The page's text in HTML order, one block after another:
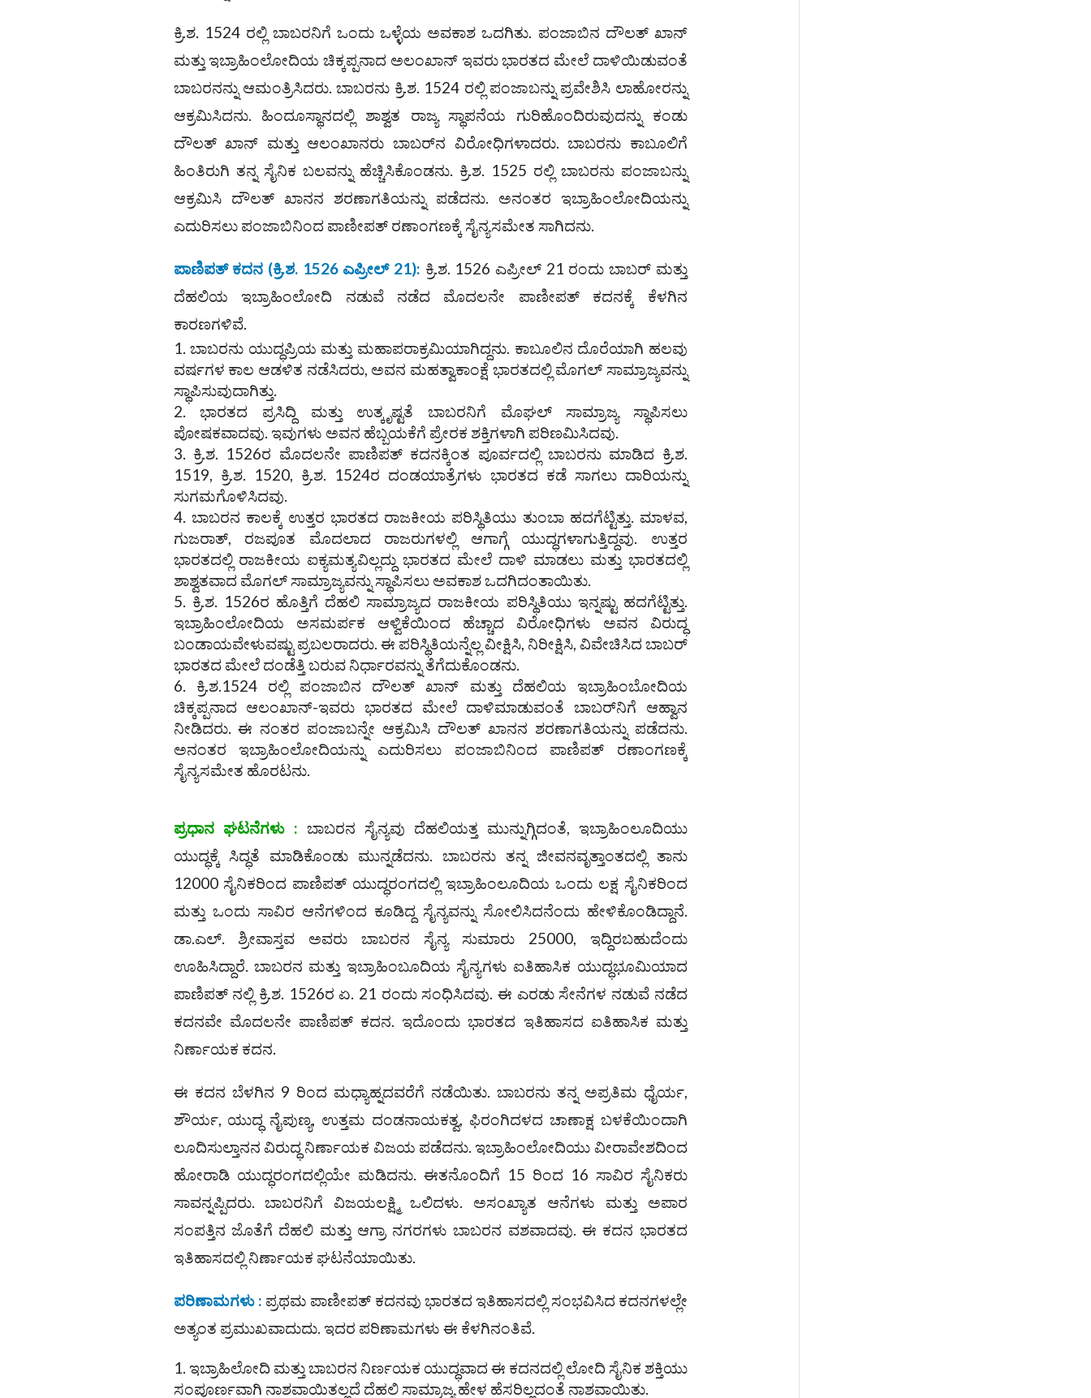
ಕ್ರಿ.ಶ. 1524 ರಲ್ಲಿ ಬಾಬರನಿಗೆ ಒಂದು ಒಳ್ಳೆಯ ಅವಕಾಶ ಒದಗಿತು. ಪಂಜಾಬಿನ ದೌಲತ್ ಖಾನ್
ಮತ್ತು ಇಬ್ರಾಹಿಂಲೋದಿಯ ಚಿಕ್ಕಪ್ಪನಾದ ಅಲಂಖಾನ್ ಇವರು ಭಾರತದ ಮೇಲೆ ದಾಳಿಯಿಡುವಂತೆ
ಬಾಬರನನ್ನು ಆಮಂತ್ರಿಸಿದರು. ಬಾಬರನು ಕ್ರಿ.ಶ. 1524 ರಲ್ಲಿ ಪಂಜಾಬನ್ನು ಪ್ರವೇಶಿಸಿ ಲಾಹೋರನ್ನು
ಆಕ್ರಮಿಸಿದನು. ಹಿಂದೂಸ್ಥಾನದಲ್ಲಿ ಶಾಶ್ವತ ರಾಜ್ಯ ಸ್ಥಾಪನೆಯ ಗುರಿಹೊಂದಿರುವುದನ್ನು ಕಂಡು
ದೌಲತ್ ಖಾನ್ ಮತ್ತು ಆಲಂಖಾನರು ಬಾಬರ್‌ನ ವಿರೋಧಿಗಳಾದರು. ಬಾಬರನು ಕಾಬೂಲಿಗೆ
ಹಿಂತಿರುಗಿ ತನ್ನ ಸೈನಿಕ ಬಲವನ್ನು ಹೆಚ್ಚಿಸಿಕೊಂಡನು. ಕ್ರಿ.ಶ. 1525 ರಲ್ಲಿ ಬಾಬರನು ಪಂಜಾಬನ್ನು
ಆಕ್ರಮಿಸಿ ದೌಲತ್ ಖಾನನ ಶರಣಾಗತಿಯನ್ನು ಪಡೆದನು. ಅನಂತರ ಇಬ್ರಾಹಿಂಲೋದಿಯನ್ನು
ಎದುರಿಸಲು ಪಂಜಾಬಿನಿಂದ ಪಾಣೀಪತ್ ರಣಾಂಗಣಕ್ಕೆ ಸೈನ್ಯಸಮೇತ ಸಾಗಿದನು.
ಪಾಣಿಪತ್‌ ಕದನ (ಕ್ರಿ.ಶ. 1526 ಎಪ್ರೀಲ್‌ 21): ಕ್ರಿ.ಶ. 1526 ಎಪ್ರೀಲ್‌ 21 ರಂದು ಬಾಬರ್‌ ಮತ್ತು
ದೆಹಲಿಯ ಇಬ್ರಾಹಿಂಲೋದಿ ನಡುವೆ ನಡೆದ ಮೊದಲನೇ ಪಾಣೀಪತ್ ಕದನಕ್ಕೆ ಕೆಳಗಿನ
ಕಾರಣಗಳಿವೆ.
ಬಾಬರನು ಯುದ್ಧಪ್ರಿಯ ಮತ್ತು ಮಹಾಪರಾಕ್ರಮಿಯಾಗಿದ್ದನು. ಕಾಬೂಲಿನ ದೊರೆಯಾಗಿ ಹಲವು
ವರ್ಷಗಳ ಕಾಲ ಆಡಳಿತ ನಡೆಸಿದರು, ಅವನ ಮಹತ್ವಾಕಾಂಕ್ಷೆ ಭಾರತದಲ್ಲಿ ಮೊಗಲ್ ಸಾಮ್ರಾಜ್ಯವನ್ನು
ಸ್ಥಾಪಿಸುವುದಾಗಿತ್ತು.
ಭಾರತದ ಪ್ರಸಿದ್ದಿ ಮತ್ತು ಉತ್ಕೃಷ್ಟತೆ ಬಾಬರನಿಗೆ ಮೊಘಲ್ ಸಾಮ್ರಾಜ್ಯ ಸ್ಥಾಪಿಸಲು
ಪೋಷಕವಾದವು. ಇವುಗಳು ಅವನ ಹೆಬ್ಬಯಕೆಗೆ ಪ್ರೇರಕ ಶಕ್ತಿಗಳಾಗಿ ಪರಿಣಮಿಸಿದವು.
ಕ್ರಿ.ಶ. 1526ರ ಮೊದಲನೇ ಪಾಣಿಪತ್ ಕದನಕ್ಕಿಂತ ಪೂರ್ವದಲ್ಲಿ ಬಾಬರನು ಮಾಡಿದ ಕ್ರಿ.ಶ.
1519, ಕ್ರಿ.ಶ. 1520, ಕ್ರಿ.ಶ. 1524ರ ದಂಡಯಾತ್ರೆಗಳು ಭಾರತದ ಕಡೆ ಸಾಗಲು ದಾರಿಯನ್ನು
ಸುಗಮಗೊಳಿಸಿದವು.
ಬಾಬರನ ಕಾಲಕ್ಕೆ ಉತ್ತರ ಭಾರತದ ರಾಜಕೀಯ ಪರಿಸ್ಥಿತಿಯು ತುಂಬಾ ಹದಗೆಟ್ಟಿತ್ತು. ಮಾಳವ,
ಗುಜರಾತ್, ರಜಪೂತ ಮೊದಲಾದ ರಾಜರುಗಳಲ್ಲಿ ಆಗಾಗ್ಗೆ ಯುದ್ಧಗಳಾಗುತ್ತಿದ್ದವು. ಉತ್ತರ
ಭಾರತದಲ್ಲಿ ರಾಜಕೀಯ ಐಕ್ಯಮತ್ಯವಿಲ್ಲದ್ದು ಭಾರತದ ಮೇಲೆ ದಾಳಿ ಮಾಡಲು ಮತ್ತು ಭಾರತದಲ್ಲಿ
ಶಾಶ್ವತವಾದ ಮೊಗಲ್ ಸಾಮ್ರಾಜ್ಯವನ್ನು ಸ್ಥಾಪಿಸಲು ಅವಕಾಶ ಒದಗಿದಂತಾಯಿತು.
ಕ್ರಿ.ಶ. 1526ರ ಹೊತ್ತಿಗೆ ದೆಹಲಿ ಸಾಮ್ರಾಜ್ಯದ ರಾಜಕೀಯ ಪರಿಸ್ಥಿತಿಯು ಇನ್ನಷ್ಟು ಹದಗೆಟ್ಟಿತ್ತು.
ಇಬ್ರಾಹಿಂಲೋದಿಯ ಅಸಮರ್ಪಕ ಆಳ್ವಿಕೆಯಿಂದ ಹೆಚ್ಚಾದ ವಿರೋಧಿಗಳು ಅವನ ವಿರುದ್ಧ
ಬಂಡಾಯವೇಳುವಷ್ಟು ಪ್ರಬಲರಾದರು. ಈ ಪರಿಸ್ಥಿತಿಯನ್ನೆಲ್ಲ ವೀಕ್ಷಿಸಿ, ನಿರೀಕ್ಷಿಸಿ, ವಿವೇಚಿಸಿದ ಬಾಬರ್
ಭಾರತದ ಮೇಲೆ ದಂಡೆತ್ತಿ ಬರುವ ನಿರ್ಧಾರವನ್ನು ತೆಗೆದುಕೊಂಡನು.
ಕ್ರಿ.ಶ.1524 ರಲ್ಲಿ ಪಂಜಾಬಿನ ದೌಲತ್ ಖಾನ್ ಮತ್ತು ದೆಹಲಿಯ ಇಬ್ರಾಹಿಂಬೋದಿಯ
ಚಿಕ್ಕಪ್ಪನಾದ ಆಲಂಖಾನ್-ಇವರು ಭಾರತದ ಮೇಲೆ ದಾಳಿಮಾಡುವಂತೆ ಬಾಬರ್‌ನಿಗೆ ಆಹ್ವಾನ
ನೀಡಿದರು. ಈ ನಂತರ ಪಂಜಾಬನ್ನೇ ಆಕ್ರಮಿಸಿ ದೌಲತ್ ಖಾನನ ಶರಣಾಗತಿಯನ್ನು ಪಡೆದನು.
ಅನಂತರ ಇಬ್ರಾಹಿಂಲೋದಿಯನ್ನು ಎದುರಿಸಲು ಪಂಜಾಬಿನಿಂದ ಪಾಣಿಪತ್ ರಣಾಂಗಣಕ್ಕೆ
ಸೈನ್ಯಸಮೇತ ಹೊರಟನು.
ಪ್ರಧಾನ ಘಟನೆಗಳು : ಬಾಬರನ ಸೈನ್ಯವು ದೆಹಲಿಯತ್ತ ಮುನ್ನುಗ್ಗಿದಂತೆ, ಇಬ್ರಾಹಿಂಲೂದಿಯು
ಯುದ್ಧಕ್ಕೆ ಸಿದ್ಧತೆ ಮಾಡಿಕೊಂಡು ಮುನ್ನಡೆದನು. ಬಾಬರನು ತನ್ನ ಜೀವನವೃತ್ತಾಂತದಲ್ಲಿ ತಾನು
12000 ಸೈನಿಕರಿಂದ ಪಾಣಿಪತ್ ಯುದ್ಧರಂಗದಲ್ಲಿ ಇಬ್ರಾಹಿಂಲೂದಿಯ ಒಂದು ಲಕ್ಷ ಸೈನಿಕರಿಂದ
ಮತ್ತು ಒಂದು ಸಾವಿರ ಆನೆಗಳಿಂದ ಕೂಡಿದ್ದ ಸೈನ್ಯವನ್ನು ಸೋಲಿಸಿದನೆಂದು ಹೇಳಿಕೊಂಡಿದ್ದಾನೆ.
ಡಾ.ಎಲ್. ಶ್ರೀವಾಸ್ತವ ಅವರು ಬಾಬರನ ಸೈನ್ಯ ಸುಮಾರು 25000, ಇದ್ದಿರಬಹುದೆಂದು
ಊಹಿಸಿದ್ದಾರೆ. ಬಾಬರನ ಮತ್ತು ಇಬ್ರಾಹಿಂಬೂದಿಯ ಸೈನ್ಯಗಳು ಐತಿಹಾಸಿಕ ಯುದ್ಧಭೂಮಿಯಾದ
ಪಾಣಿಪತ್‌ ನಲ್ಲಿ ಕ್ರಿ.ಶ. 1526ರ ಏ. 21 ರಂದು ಸಂಧಿಸಿದವು. ಈ ಎರಡು ಸೇನೆಗಳ ನಡುವೆ ನಡೆದ
ಕದನವೇ ಮೊದಲನೇ ಪಾಣಿಪತ್ ಕದನ. ಇದೊಂದು ಭಾರತದ ಇತಿಹಾಸದ ಐತಿಹಾಸಿಕ ಮತ್ತು
ನಿರ್ಣಾಯಕ ಕದನ.
ಈ ಕದನ ಬೆಳಗಿನ 9 ರಿಂದ ಮಧ್ಯಾಹ್ನದವರೆಗೆ ನಡೆಯಿತು. ಬಾಬರನು ತನ್ನ ಅಪ್ರತಿಮ ಧೈರ್ಯ,
ಶೌರ್ಯ, ಯುದ್ಧ ನೈಪುಣ್ಯ, ಉತ್ತಮ ದಂಡನಾಯಕತ್ವ, ಫಿರಂಗಿದಳದ ಚಾಣಾಕ್ಷ ಬಳಕೆಯಿಂದಾಗಿ
ಲೂದಿಸುಲ್ತಾನನ ವಿರುದ್ಧ ನಿರ್ಣಾಯಕ ವಿಜಯ ಪಡೆದನು. ಇಬ್ರಾಹಿಂಲೋದಿಯು ವೀರಾವೇಶದಿಂದ
ಹೋರಾಡಿ ಯುದ್ಧರಂಗದಲ್ಲಿಯೇ ಮಡಿದನು. ಈತನೊಂದಿಗೆ 15 ರಿಂದ 16 ಸಾವಿರ ಸೈನಿಕರು
ಸಾವನ್ನಪ್ಪಿದರು. ಬಾಬರನಿಗೆ ವಿಜಯಲಕ್ಷ್ಮಿ ಒಲಿದಳು. ಅಸಂಖ್ಯಾತ ಆನೆಗಳು ಮತ್ತು ಅಪಾರ
ಸಂಪತ್ತಿನ ಜೊತೆಗೆ ದೆಹಲಿ ಮತ್ತು ಆಗ್ರಾ ನಗರಗಳು ಬಾಬರನ ವಶವಾದವು. ಈ ಕದನ ಭಾರತದ
ಇತಿಹಾಸದಲ್ಲಿ ನಿರ್ಣಾಯಕ ಘಟನೆಯಾಯಿತು.
ಪರಿಣಾಮಗಳು : ಪ್ರಥಮ ಪಾಣೀಪತ್ ಕದನವು ಭಾರತದ ಇತಿಹಾಸದಲ್ಲಿ ಸಂಭವಿಸಿದ ಕದನಗಳಲ್ಲೇ
ಅತ್ಯಂತ ಪ್ರಮುಖವಾದುದು. ಇದರ ಪರಿಣಾಮಗಳು ಈ ಕೆಳಗಿನಂತಿವೆ.
ಇಬ್ರಾಹಿಲೋದಿ ಮತ್ತು ಬಾಬರನ ನಿರ್ಣಯಕ ಯುದ್ಧವಾದ ಈ ಕದನದಲ್ಲಿ ಲೋದಿ ಸೈನಿಕ ಶಕ್ತಿಯು
ಸಂಪೂರ್ಣವಾಗಿ ನಾಶವಾಯಿತಲ್ಲದೆ ದೆಹಲಿ ಸಾಮ್ರಾಜ್ಯ ಹೇಳ ಹೆಸರಿಲ್ಲದಂತೆ ನಾಶವಾಯಿತು.